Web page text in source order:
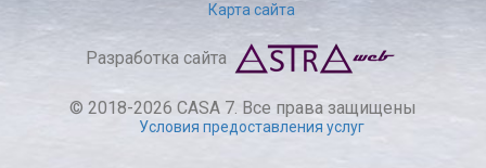
Карта сайта
Разработка сайта
© 2018-2026 CASA 7. Все права защищены
Условия предоставления услуг